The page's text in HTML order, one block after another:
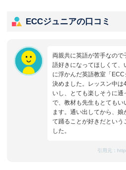
ECCジュニアの口コミ
両親共に英語が苦手なので
語好きになってほしくて、
に浮かんだ英語教室「
決めました。レッスン中は
いし、とても楽しそうに通
で、教材も先生もとてもい
ます。通い出してから、娘
て踊ることが好きだという
した。
引用元：